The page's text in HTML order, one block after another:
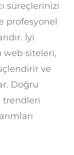
süreçlerinizi
profesyonel
İyi
web siteleri,
ve
Doğru
trendleri